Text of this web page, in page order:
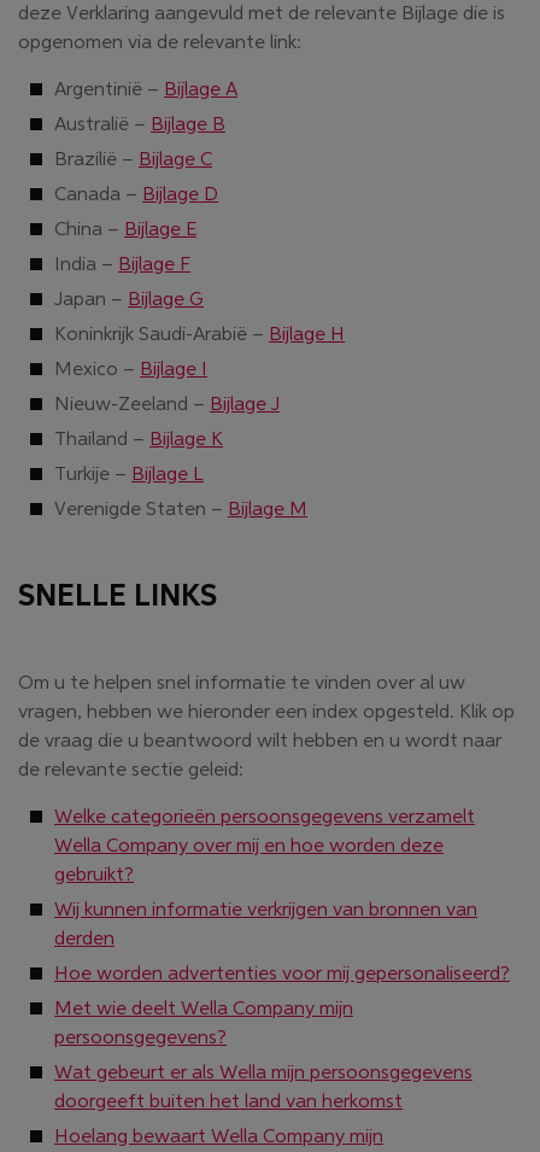
deze Verklaring aangevuld met de relevante Bijlage die is
opgenomen via de relevante link:
Argentinië – Bijlage A
Australië – Bijlage B
Brazilië – Bijlage C
Canada – Bijlage D
China – Bijlage E
India – Bijlage F
Japan – Bijlage G
Koninkrijk Saudi-Arabië – Bijlage H
Mexico – Bijlage I
Nieuw-Zeeland – Bijlage J
Thailand – Bijlage K
Turkije – Bijlage L
Verenigde Staten – Bijlage M
SNELLE LINKS
Om u te helpen snel informatie te vinden over al uw
vragen, hebben we hieronder een index opgesteld. Klik op
de vraag die u beantwoord wilt hebben en u wordt naar
de relevante sectie geleid:
Welke categorieën persoonsgegevens verzamelt
Wella Company over mij en hoe worden deze
gebruikt?
Wij kunnen informatie verkrijgen van bronnen van
derden
Hoe worden advertenties voor mij gepersonaliseerd?
Met wie deelt Wella Company mijn
persoonsgegevens?
Wat gebeurt er als Wella mijn persoonsgegevens
doorgeeft buiten het land van herkomst
Hoelang bewaart Wella Company mijn